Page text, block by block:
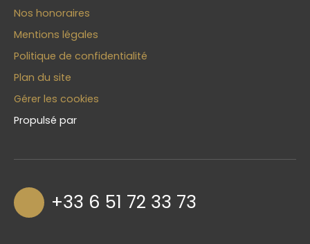
Nos honoraires
Mentions légales
Politique de confidentialité
Plan du site
Gérer les cookies
Propulsé par
+33 6 51 72 33 73